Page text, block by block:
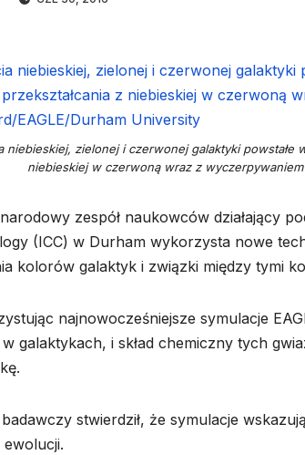
niebieskiej, zielonej i czerwonej galaktyki powstałe
niebieskiej w czerwoną wraz z
zespół naukowców działający
(ICC) w Durham wykorzysta nowe
kolorów galaktyk i związki między tymi
najnowocześniejsze symulacje
galaktykach, i skład chemiczny tych
badawczy stwierdził, że symulacje
ewolucji.